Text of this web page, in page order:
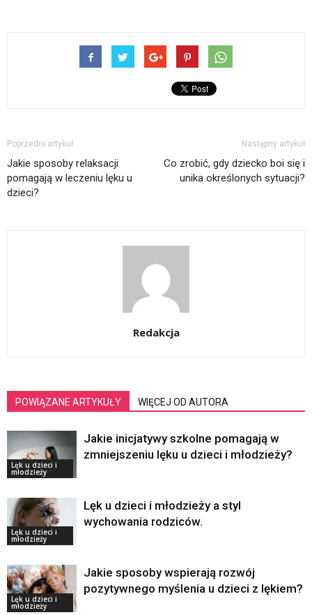
Poprzedni artykuł
Jakie sposoby relaksacji
pomagają w leczeniu lęku u
dzieci?
Następny artykuł
Co zrobić, gdy dziecko boi się i
unika określonych sytuacji?
Redakcja
POWIĄZANE ARTYKUŁY WIĘCEJ OD AUTORA
Lęk u dzieci i
młodzieży
Jakie inicjatywy szkolne pomagają w
zmniejszeniu lęku u dzieci i młodzieży?
Lęk u dzieci i
młodzieży
Lęk u dzieci i młodzieży a styl
wychowania rodziców.
Lęk u dzieci i
młodzieży
Jakie sposoby wspierają rozwój
pozytywnego myślenia u dzieci z lękiem?